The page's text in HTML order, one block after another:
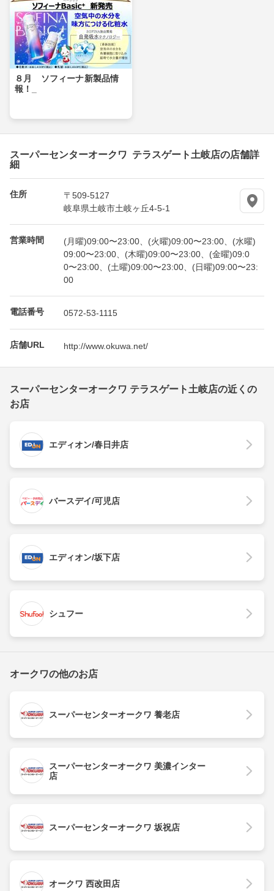
８月 ソフィーナ新製品情
報！_
スーパーセンターオークワ テラスゲート土岐店の店舗詳
細
住所
〒509-5127
岐阜県土岐市土岐ヶ丘4-5-1
営業時間
(月曜)09:00〜23:00、(火曜)09:00〜23:00、(水曜)
09:00〜23:00、(木曜)09:00〜23:00、(金曜)09:0
0〜23:00、(土曜)09:00〜23:00、(日曜)09:00〜23:
00
電話番号 0572-53-1115
店舗URL http://www.okuwa.net/
スーパーセンターオークワ テラスゲート土岐店の近くの
お店
エディオン/春日井店
バースデイ/可児店
エディオン/坂下店
シュフー
オークワの他のお店
スーパーセンターオークワ 養老店
スーパーセンターオークワ 美濃インター
店
スーパーセンターオークワ 坂祝店
オークワ 西改田店